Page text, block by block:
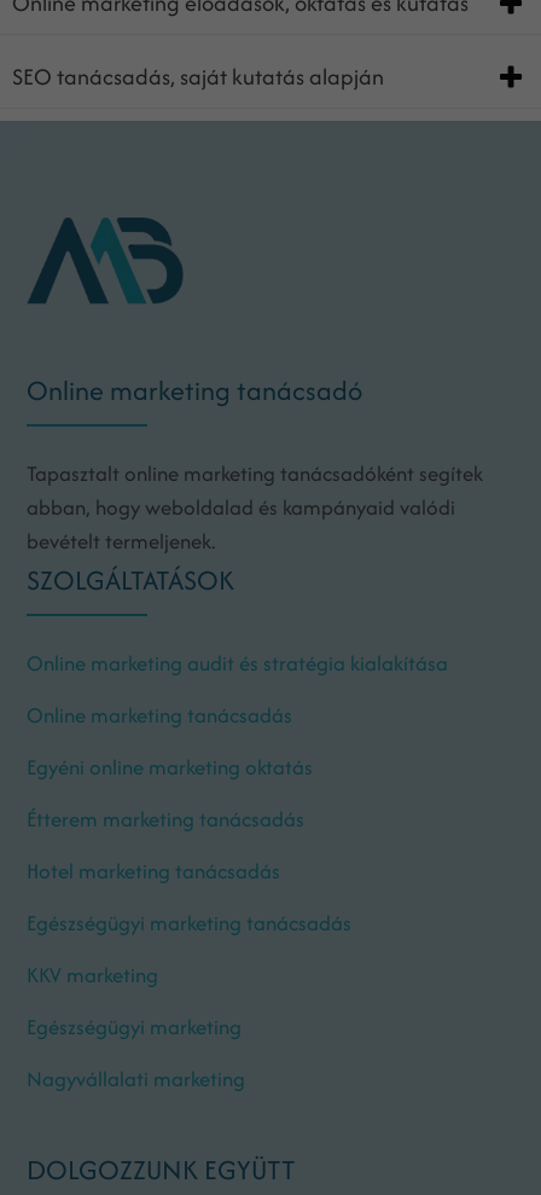
SEO tanácsadás, saját kutatás alapján
Online marketing tanácsadó
Tapasztalt online marketing tanácsadóként segítek
abban, hogy weboldalad és kampányaid valódi
bevételt termeljenek.
SZOLGÁLTATÁSOK
Online marketing audit és stratégia kialakítása
Online marketing tanácsadás
Egyéni online marketing oktatás
Étterem marketing tanácsadás
Hotel marketing tanácsadás
Egészségügyi marketing tanácsadás
KKV marketing
Egészségügyi marketing
Nagyvállalati marketing
DOLGOZZUNK EGYÜTT